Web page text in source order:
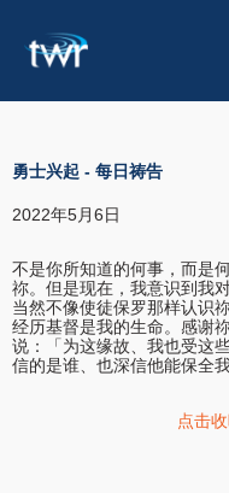
勇士兴起 - 每日祷告
2022年5月6日
不是你所知道的何事，而是
祢。但是现在，我意识到我
当然不像使徒保罗那样认识
经历基督是我的生命。感谢
说：「为这缘故、我也受这
信的是谁、也深信他能保全
点击